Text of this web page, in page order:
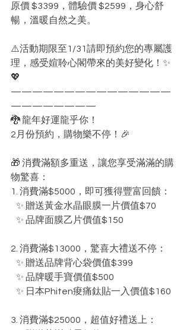
原價 $3399，體驗價 $2599，身心舒
暢，溫暖自然之美。
⚠️活動期限至1/31請即預約您的專屬護
理，感受媗聆心閣帶來的美好變化！✨
💖
———————————————
————————
🐉 龍年好運龍乎你！
2月份預約，購物樂不停！🎉
🎁 消費滿額多重送，讓您享受滿滿的購
物驚喜：
1. 消費滿$5000，即可獲得豐富回饋：
   ✨ 贈送黃金水晶眼膜一片價值$70
   ✨ 品牌面膜乙片價值$150
2. 消費滿$13000，驚喜大禮送不停：
   ✨ 贈送品牌背心袋價值$399
   ✨ 品牌暖手寶價值$500
   ✨ 日本Phiten痠痛鈦貼一入價值$160
3. 消費滿$25000，超值好禮送上：